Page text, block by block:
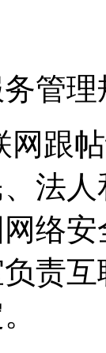
管理
网跟
法
网络
责